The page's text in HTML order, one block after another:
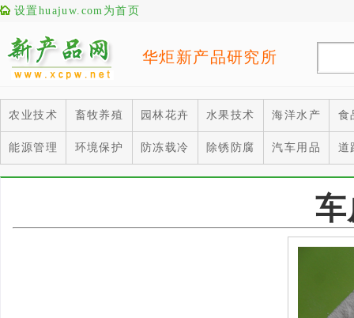
设置huajuw.com为首页
华炬新产品研究所
农业技术 畜牧养殖 园林花卉 水果技术 海洋水产 食
能源管理 环境保护 防冻载冷 除锈防腐 汽车用品 道